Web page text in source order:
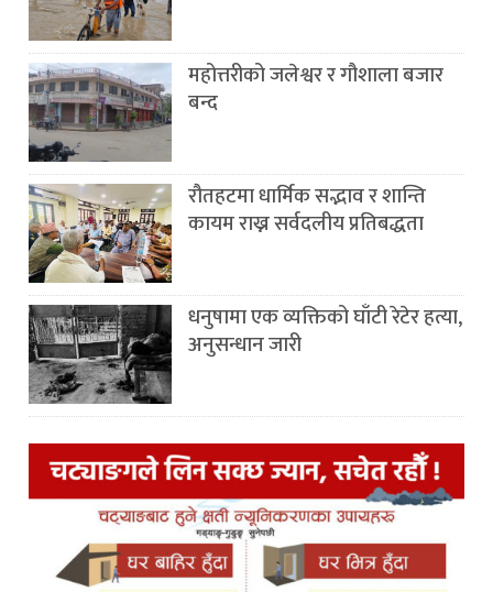
महोत्तरीको जलेश्वर र गौशाला बजार
बन्द
रौतहटमा धार्मिक सद्भाव र शान्ति
कायम राख्न सर्वदलीय प्रतिबद्धता
धनुषामा एक व्यक्तिको घाँटी रेटेर हत्या,
अनुसन्धान जारी